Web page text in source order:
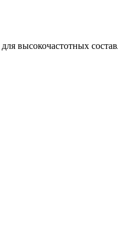
высокочастотных